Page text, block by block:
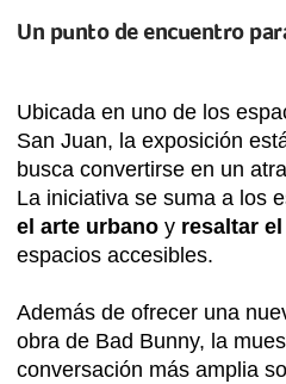
Un punto de encuentro
Ubicada en uno de los
San Juan, la exposición
busca convertirse en un
La iniciativa se suma a los
el arte urbano y resaltar
espacios accesibles.
Además de ofrecer una
obra de Bad Bunny, la
conversación más amplia